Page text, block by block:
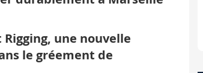
Rigging, une nouvelle
le gréement de